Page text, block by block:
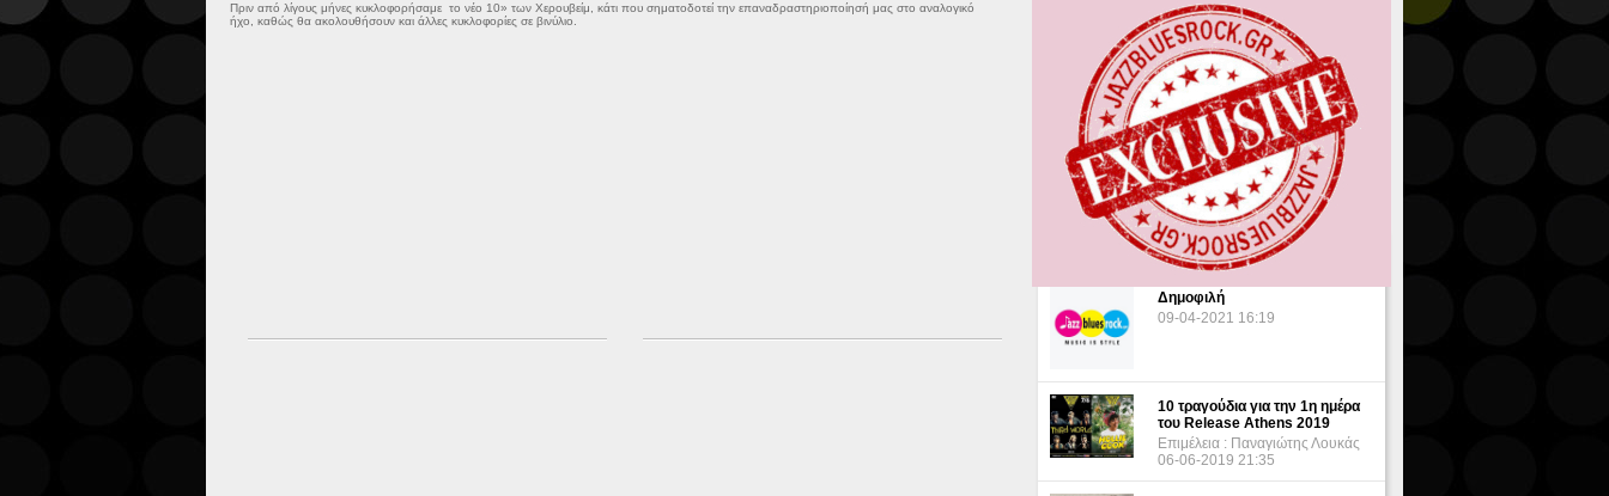
Πριν από λίγους μήνες κυκλοφορήσαμε το νέο 10» των Χερουβείμ, κάτι που σηματοδοτεί την επαναδραστηριοποίησή μας στο αναλογικό
ήχο, καθώς θα ακολουθήσουν και άλλες κυκλοφορίες σε βινύλιο.
ΔΗΜΟΦΙΛΗ ΘΕΜΑΤΑ
Δημοφιλή
09-04-2021 16:19
10 τραγούδια για την 1η ημέρα
του Release Athens 2019
Επιμέλεια : Παναγιώτης Λουκάς
06-06-2019 21:35